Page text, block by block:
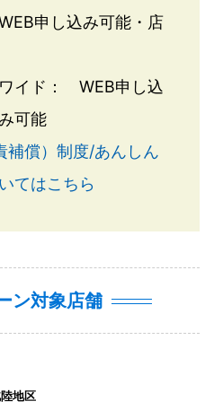
申し込み可能・店
イド： WEB申し込
可能
補償）制度/あんしん
てはこちら
ン対象店舗
地区